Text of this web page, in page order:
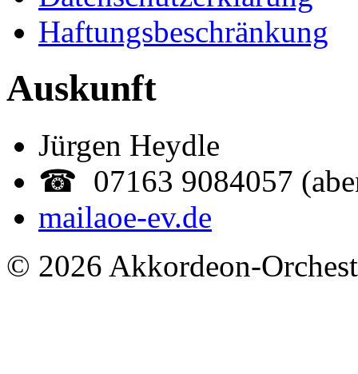
Haftungsbeschränkung
Auskunft
Jürgen Heydle
☎ 07163 9084057
mailaoe-ev.de
© 2026 Akkordeon-